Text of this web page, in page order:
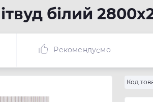
білий
Рекомендуємо
Код